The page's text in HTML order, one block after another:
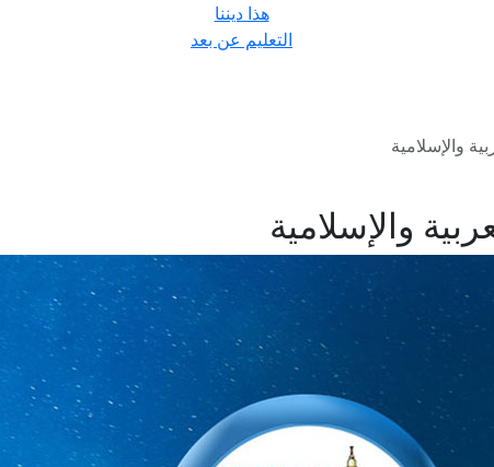
هذا ديننا
التعليم عن بعد
والإسلامية
والإسلامية